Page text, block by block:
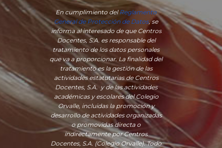
En cumplimiento delReglamento
General de Protección de Datos, se
informa al interesado de que Centros
Docentes, S.A. es responsable del
tratamiento de los datos personales
que va a proporcionar. La finalidad del
tratamiento es la gestión de las
actividades estatutarias de Centros
Docentes, S.A. y de las actividades
académicas y escolares del Colegio
Orvalle, incluidas la promoción y
desarrollo de actividades organizadas
o promovidas directa o
indirectamente por Centros
Docentes, S.A. (Colegio Orvalle). Todo